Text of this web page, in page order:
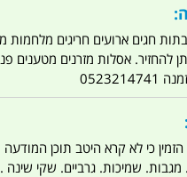
להחזיר. אסלות מזרנים
הזמין כי לא קרא היטב תוכן
מגבות. שמיכות. גרביים. שקי שינה .